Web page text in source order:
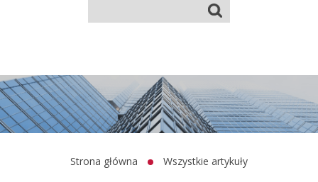
Strona główna Wszystkie artykuły